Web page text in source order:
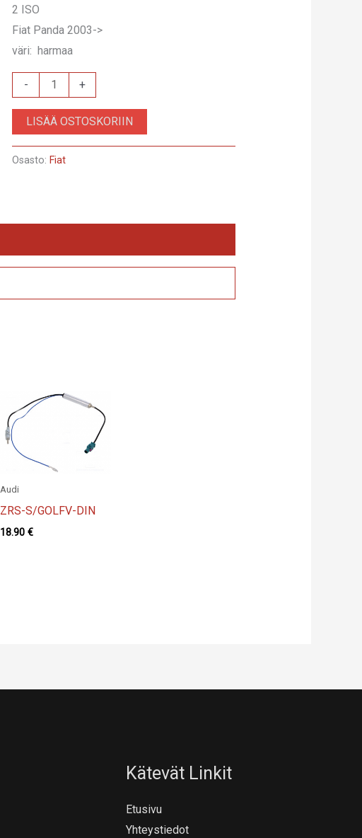
2 ISO
Fiat Panda 2003->
väri: harmaa
-
RAM-
40.151
määrä
+
LISÄÄ OSTOSKORIIN
Osasto: Fiat
Audi
ZRS-S/GOLFV-DIN
18.90 €
Kätevät Linkit
Etusivu
Yhteystiedot